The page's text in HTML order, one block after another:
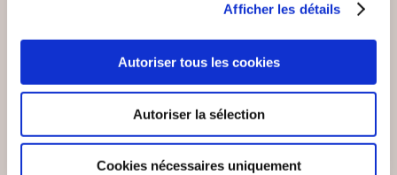
Afficher les détails
Autoriser tous les cookies
Autoriser la sélection
Cookies nécessaires uniquement
MUNGANGA
JE NE SUIS PAS
PLANS
Manuel SANCHEZ
LES BARONS
NOUVEL ORDRE MON